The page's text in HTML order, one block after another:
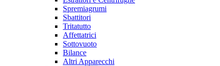
Spremiagrumi
Sbattitori
Tritatutto
Affettatrici
Sottovuoto
Bilance
Altri Apparecchi